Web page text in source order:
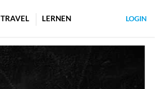
TRAVEL LERNEN LOGIN